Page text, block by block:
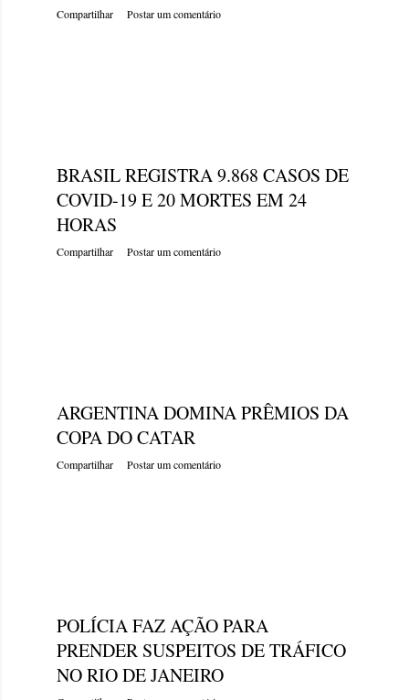
Compartilhar Postar um comentário
BRASIL REGISTRA 9.868 CASOS DE
COVID-19 E 20 MORTES EM 24
HORAS
Compartilhar Postar um comentário
ARGENTINA DOMINA PRÊMIOS DA
COPA DO CATAR
Compartilhar Postar um comentário
POLÍCIA FAZ AÇÃO PARA
PRENDER SUSPEITOS DE TRÁFICO
NO RIO DE JANEIRO